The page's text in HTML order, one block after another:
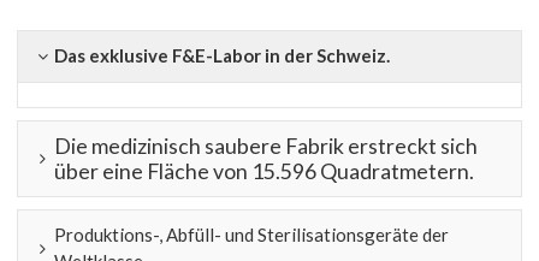
Das exklusive F&E-Labor in der Schweiz.
Die medizinisch saubere Fabrik erstreckt sich
über eine Fläche von 15.596 Quadratmetern.
Produktions-, Abfüll- und Sterilisationsgeräte der